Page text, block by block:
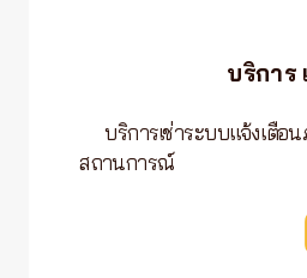
บริการ
บริการเช่าระบบแจ้งเตื
สถานการณ์